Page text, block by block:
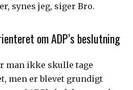
synes jeg, siger Bro.
om ADP’s beslutning
man ikke skulle tage
men er blevet grundigt